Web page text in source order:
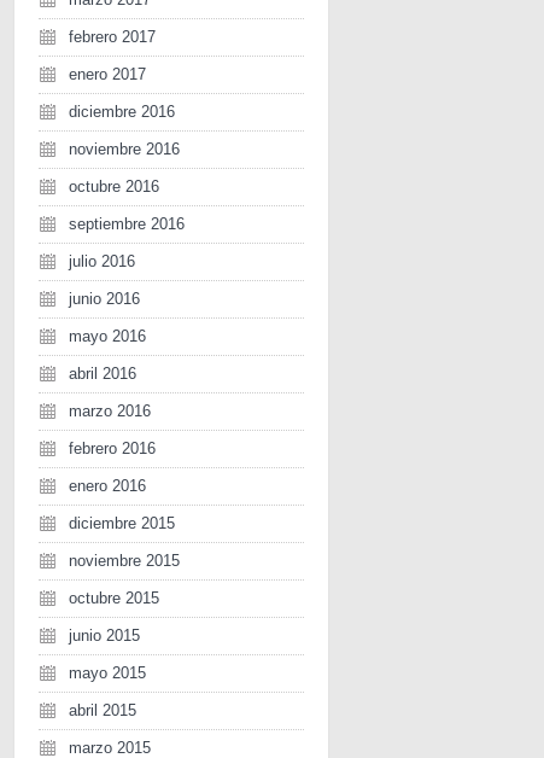
febrero 2017
enero 2017
diciembre 2016
noviembre 2016
octubre 2016
septiembre 2016
julio 2016
junio 2016
mayo 2016
abril 2016
marzo 2016
febrero 2016
enero 2016
diciembre 2015
noviembre 2015
octubre 2015
junio 2015
mayo 2015
abril 2015
marzo 2015